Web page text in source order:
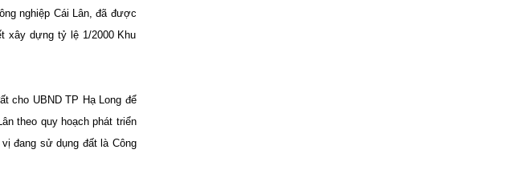
nghiệp Cái Lân, đã được
xây dựng tỷ lệ 1/2000 Khu
cho UBND TP Hạ Long để
theo quy hoạch phát triển
đang sử dụng đất là Công